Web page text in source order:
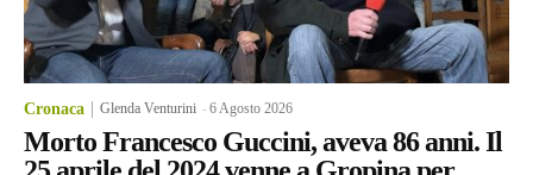
Cronaca Glenda Venturini -6 Agosto 2026
Morto Francesco Guccini, aveva 86 anni. Il